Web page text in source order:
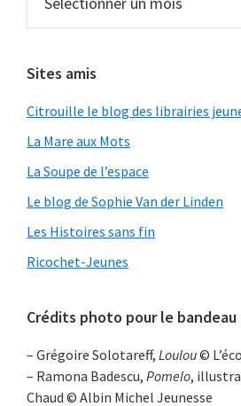
Sites amis
Citrouille le blog des librairies
La Mare aux Mots
La Soupe de l’espace
Le blog de Sophie Van der Linden
Les Histoires sans fin
Ricochet-Jeunes
Crédits photo pour le bandeau
– Grégoire Solotareff, Loulou©
– Ramona Badescu, Pomelo,
Chaud © Albin Michel Jeunesse